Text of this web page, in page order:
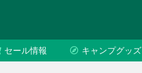
セール情報 キャンプグッズ